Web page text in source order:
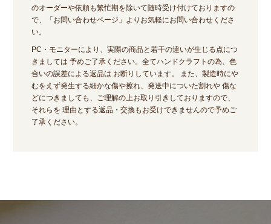
のオーダーや依頼も繁忙期を除いて随時受け付けておりますの
で、「お問い合わせページ」よりお気軽にお問い合わせくださ
い。
PC・モニターにより、実際の商品と若干の違いが生じる点につ
きましては 予めご了承ください。全てハンドクラフトの為、色
合いの誤差による返品は お断りしています。 また、製造時にや
むをえず発生する細かな傷や擦れ、発送中についた割れや 傷な
どにつきましても、ご理解の上お取り引きしておりますので、
それらを 理由とする返品・交換もお受けできませんので予めご
了承ください。